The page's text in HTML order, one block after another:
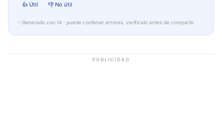
👍 Útil
👎 No útil
✨ Generado con IA · puede contener errores, verifícalo antes de compartir.
PUBLICIDAD